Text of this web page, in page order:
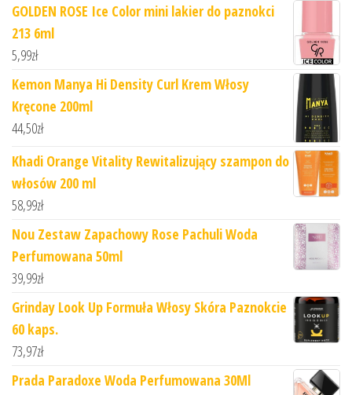
GOLDEN ROSE Ice Color mini lakier do paznokci
213 6ml
5,99zł
Kemon Manya Hi Density Curl Krem Włosy
Kręcone 200ml
44,50zł
Khadi Orange Vitality Rewitalizujący szampon do
włosów 200 ml
58,99zł
Nou Zestaw Zapachowy Rose Pachuli Woda
Perfumowana 50ml
39,99zł
Grinday Look Up Formuła Włosy Skóra Paznokcie
60 kaps.
73,97zł
Prada Paradoxe Woda Perfumowana 30Ml